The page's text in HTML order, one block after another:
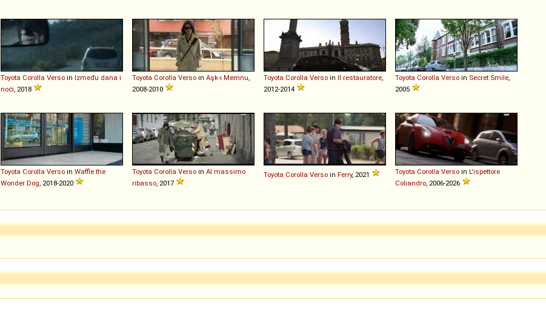
Toyota Corolla Verso in Između dana i
noći , 2018
Toyota Corolla Verso in Aşk-ı Memnu
2008-2010
Toyota Corolla Verso in Il restauratore
2012-2014
Toyota Corolla Verso in Secret Smile
2005
Toyota Corolla Verso in Waffle the
Wonder Dog , 2018-2020
Toyota Corolla Verso in Al massimo
ribasso , 2017
Toyota Corolla Verso in Ferry, 2021 Toyota Corolla Verso in L'ispettore
Coliandro , 2006-2026